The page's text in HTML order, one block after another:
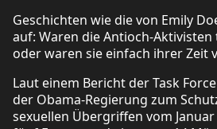
Geschichten wie die von Emily
auf: Waren die Antioch-
oder waren sie einfach ihrer Zeit
Laut einem Bericht der Task
der Obama-Regierung zum
sexuellen Übergriffen vom